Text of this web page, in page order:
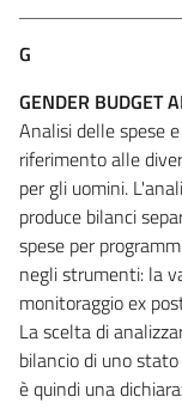
G
GENDER BUDGET
Analisi delle spese
riferimento alle
per gli uomini.
produce bilanci
spese per
negli strumenti: la
monitoraggio ex
La scelta di
bilancio di uno
è quindi una